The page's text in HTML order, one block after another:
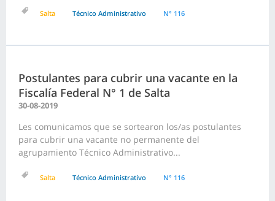
Salta Técnico Administrativo N° 116
Postulantes para cubrir una vacante en la
Fiscalía Federal N° 1 de Salta
30-08-2019
Les comunicamos que se sortearon los/as postulantes
para cubrir una vacante no permanente del
agrupamiento Técnico Administrativo...
Salta Técnico Administrativo N° 116